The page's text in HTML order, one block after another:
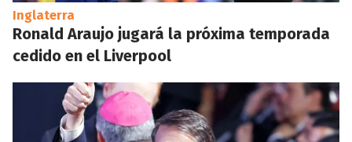
Inglaterra
Ronald Araujo jugará la próxima temporada
cedido en el Liverpool